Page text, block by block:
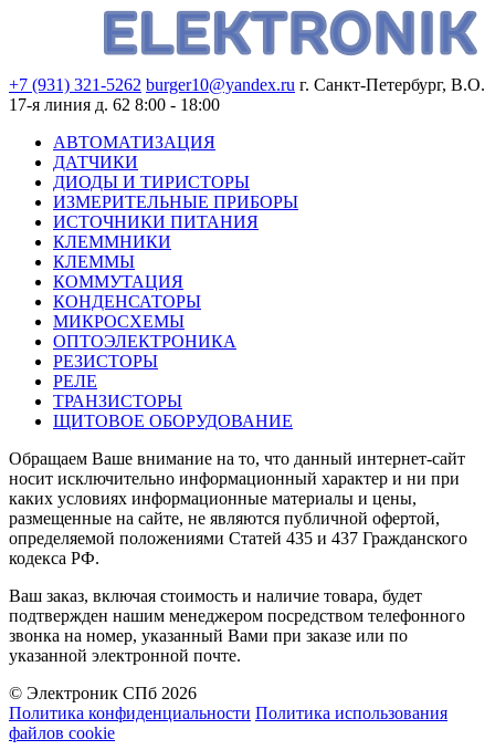
+7 (931) 321-5262 burger10@yandex.ru г. Санкт-Петербург, В.О.
17-я линия д. 62 8:00 - 18:00
АВТОМАТИЗАЦИЯ
ДАТЧИКИ
ДИОДЫ И ТИРИСТОРЫ
ИЗМЕРИТЕЛЬНЫЕ ПРИБОРЫ
ИСТОЧНИКИ ПИТАНИЯ
КЛЕММНИКИ
КЛЕММЫ
КОММУТАЦИЯ
КОНДЕНСАТОРЫ
МИКРОСХЕМЫ
ОПТОЭЛЕКТРОНИКА
РЕЗИСТОРЫ
РЕЛЕ
ТРАНЗИСТОРЫ
ЩИТОВОЕ ОБОРУДОВАНИЕ
Обращаем Ваше внимание на то, что данный интернет-сайт
носит исключительно информационный характер и ни при
каких условиях информационные материалы и цены,
размещенные на сайте, не являются публичной офертой,
определяемой положениями Статей 435 и 437 Гражданского
кодекса РФ.
Ваш заказ, включая стоимость и наличие товара, будет
подтвержден нашим менеджером посредством телефонного
звонка на номер, указанный Вами при заказе или по
указанной электронной почте.
© Электроник СПб 2026
Политика конфиденциальности Политика использования
файлов cookie